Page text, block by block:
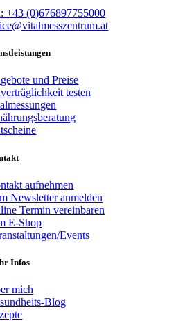
+43 (0)676897755000
und Preise
testen
aufnehmen
Newsletter anmelden
Termin vereinbaren
E-Shop
Events
Infos
mich
Blog